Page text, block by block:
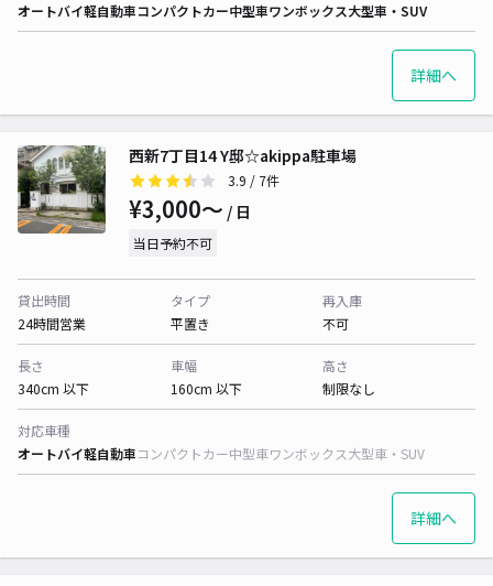
オートバイ軽自動車コンパクトカー中型車ワンボックス大型車・SUV
詳細へ
西新7丁目14 Y邸☆akippa駐車場
3.9 / 7件
¥3,000〜 / 日
当日予約不可
貸出時間
24時間営業
タイプ
平置き
再入庫
不可
長さ
340cm 以下
車幅
160cm 以下
高さ
制限なし
対応車種
オートバイ軽自動車コンパクトカー中型車ワンボックス大型車・SUV
詳細へ